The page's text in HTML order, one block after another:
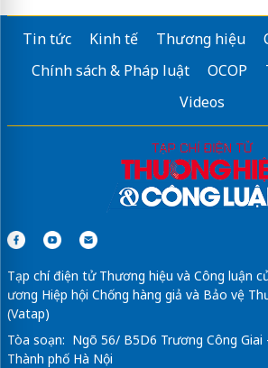
Tin tức Kinh tế Thương hiệu
Chính sách & Pháp luật
OCOP
Videos
Tạp chí điện tử Thương hiệu và Công luận
ương Hiệp hội Chống hàng giả và Bảo vệ
(Vatap)
Tòa soạn: Ngõ 56/ B5D6 Trương Công Giai
Thành phố Hà Nội